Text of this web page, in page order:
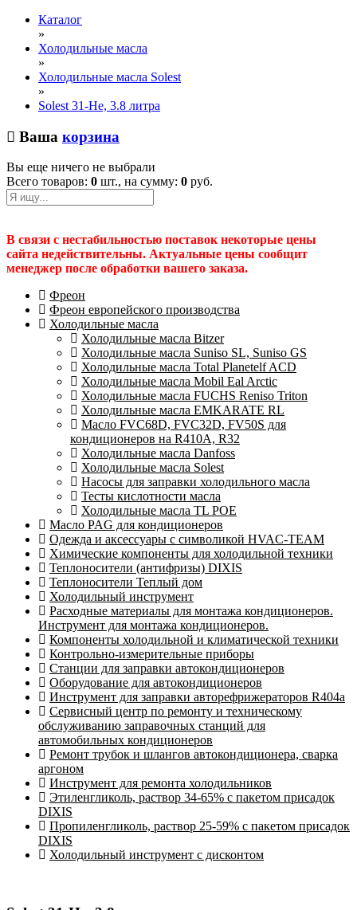
Каталог
»
Холодильные масла
»
Холодильные масла Solest
»
Solest 31-He, 3.8 литра
Ваша корзина
Вы еще ничего не выбрали
Всего товаров: 0 шт., на сумму: 0 руб.
В связи с нестабильностью поставок некоторые цены
сайта недействительны. Актуальные цены сообщит
менеджер после обработки вашего заказа.
Фреон
Фреон европейского производства
Холодильные масла
Холодильные масла Bitzer
Холодильные масла Suniso SL, Suniso GS
Холодильные масла Total Planetelf ACD
Холодильные масла Mobil Eal Arctic
Холодильные масла FUCHS Reniso Triton
Холодильные масла EMKARATE RL
Масло FVC68D, FVC32D, FV50S для
кондиционеров на R410A, R32
Холодильные масла Danfoss
Холодильные масла Solest
Насосы для заправки холодильного масла
Тесты кислотности масла
Холодильные масла TL POE
Масло PAG для кондиционеров
Одежда и аксессуары с символикой HVAC-TEAM
Химические компоненты для холодильной техники
Теплоносители (антифризы) DIXIS
Теплоносители Теплый дом
Холодильный инструмент
Расходные материалы для монтажа кондиционеров.
Инструмент для монтажа кондиционеров.
Компоненты холодильной и климатической техники
Контрольно-измерительные приборы
Станции для заправки автокондиционеров
Оборудование для автокондиционеров
Инструмент для заправки авторефрижераторов R404a
Сервисный центр по ремонту и техническому
обслуживанию заправочных станций для
автомобильных кондиционеров
Ремонт трубок и шлангов автокондиционера, сварка
аргоном
Инструмент для ремонта холодильников
Этиленгликоль, раствор 34-65% с пакетом присадок
DIXIS
Пропиленгликоль, раствор 25-59% с пакетом присадок
DIXIS
Холодильный инструмент с дисконтом